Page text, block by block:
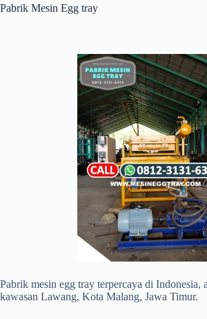
Pabrik Mesin Egg tray
Pabrik mesin egg tray terpercaya di Indonesia,
kawasan Lawang, Kota Malang, Jawa Timur.